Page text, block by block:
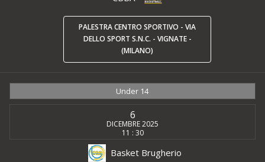
PALESTRA CENTRO SPORTIVO - VIA
DELLO SPORT S.N.C. - VIGNATE -
(MILANO)
Under 14
6
DICEMBRE 2025
11 : 30
Basket Brugherio